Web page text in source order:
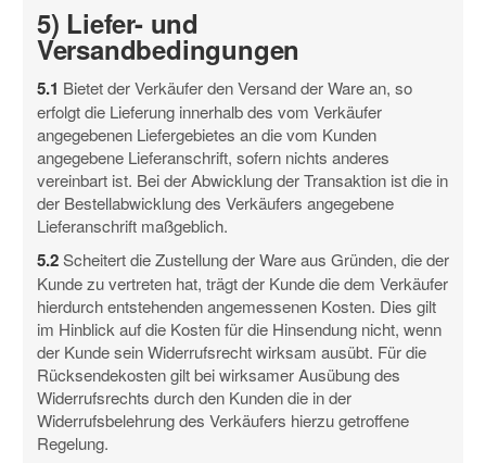
5) Liefer- und
Versandbedingungen
5.1 Bietet der Verkäufer den Versand der Ware an, so
erfolgt die Lieferung innerhalb des vom Verkäufer
angegebenen Liefergebietes an die vom Kunden
angegebene Lieferanschrift, sofern nichts anderes
vereinbart ist. Bei der Abwicklung der Transaktion ist die in
der Bestellabwicklung des Verkäufers angegebene
Lieferanschrift maßgeblich.
5.2Scheitert die Zustellung der Ware aus Gründen, die der
Kunde zu vertreten hat, trägt der Kunde die dem Verkäufer
hierdurch entstehenden angemessenen Kosten. Dies gilt
im Hinblick auf die Kosten für die Hinsendung nicht, wenn
der Kunde sein Widerrufsrecht wirksam ausübt. Für die
Rücksendekosten gilt bei wirksamer Ausübung des
Widerrufsrechts durch den Kunden die in der
Widerrufsbelehrung des Verkäufers hierzu getroffene
Regelung.